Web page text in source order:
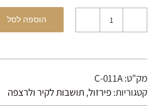
כמות
132/135
צהובה
הוספה לסל
מק"ט:C-011A
קטגוריות:פירזול,תושבות לקיר ולרצפה